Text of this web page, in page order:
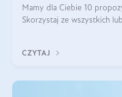
Mamy dla Ciebie 10
Skorzystaj ze wszystkich
CZYTAJ